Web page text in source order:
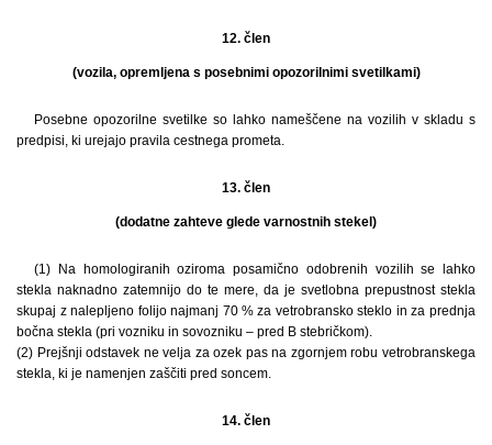
12. člen
(vozila, opremljena s posebnimi opozorilnimi svetilkami)
Posebne opozorilne svetilke so lahko nameščene na vozilih v skladu s
predpisi, ki urejajo pravila cestnega prometa.
13. člen
(dodatne zahteve glede varnostnih stekel)
(1) Na homologiranih oziroma posamično odobrenih vozilih se lahko
stekla naknadno zatemnijo do te mere, da je svetlobna prepustnost stekla
skupaj z nalepljeno folijo najmanj 70 % za vetrobransko steklo in za prednja
bočna stekla (pri vozniku in sovozniku – pred B stebričkom).
(2) Prejšnji odstavek ne velja za ozek pas na zgornjem robu vetrobranskega
stekla, ki je namenjen zaščiti pred soncem.
14. člen